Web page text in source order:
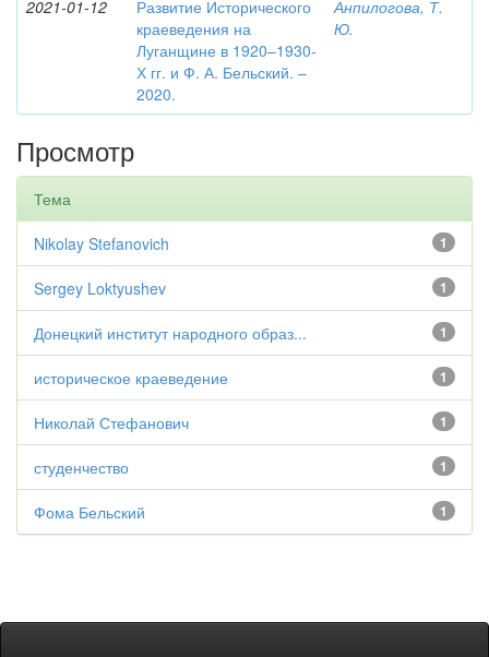
2021-01-12
Развитие Исторического
краеведения на
Луганщине в 1920–1930-
Х гг. и Ф. А. Бельский. –
2020.
Анпилогова, Т.
Ю.
Просмотр
Тема
1
Nikolay Stefanovich
1
Sergey Loktyushev
1
Донецкий институт народного образ...
1
историческое краеведение
1
Николай Стефанович
1
студенчество
1
Фома Бельский